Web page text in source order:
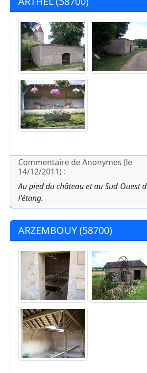
Commentaire de Anonymes (le
14/12/2011) :
Au pied du château et au Sud-Ouest
l'étang.
ARZEMBOUY (58700)